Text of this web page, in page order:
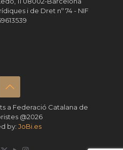
i de Dret nº 74 - NIF
a Federació Catalana de
@2026
by: JoBi.es